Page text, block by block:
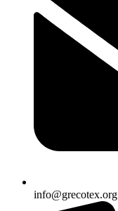
info@grecotex.org